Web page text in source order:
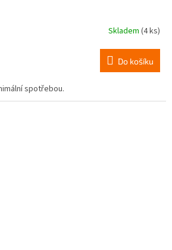
Skladem (4 ks)
Do košíku
spotřebou.